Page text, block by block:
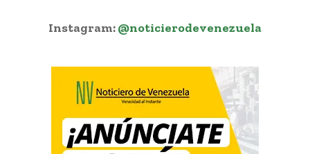
Instagram:@noticierodevenezuela